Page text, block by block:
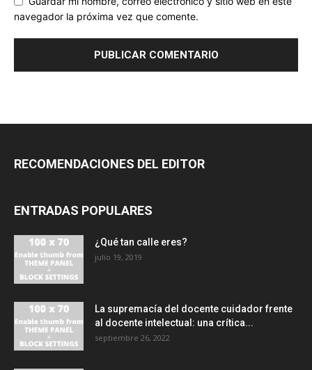
navegador la próxima vez que comente.
RECOMENDACIONES DEL EDITOR
ENTRADAS POPULARES
¿Qué tan calle eres?
julio 19, 2019
La supremacía del docente cuidador frente
al docente intelectual: una crítica...
septiembre 26, 2022